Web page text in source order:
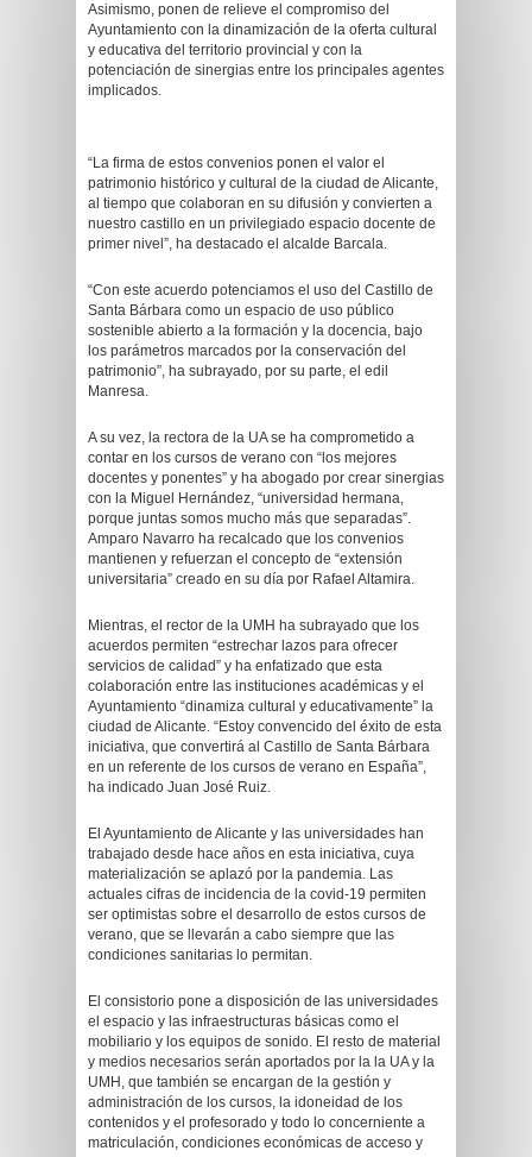
Asimismo, ponen de relieve el compromiso del
Ayuntamiento con la dinamización de la oferta cultural
y educativa del territorio provincial y con la
potenciación de sinergias entre los principales agentes
implicados.
“La firma de estos convenios ponen el valor el
patrimonio histórico y cultural de la ciudad de Alicante,
al tiempo que colaboran en su difusión y convierten a
nuestro castillo en un privilegiado espacio docente de
primer nivel”, ha destacado el alcalde Barcala.
“Con este acuerdo potenciamos el uso del Castillo de
Santa Bárbara como un espacio de uso público
sostenible abierto a la formación y la docencia, bajo
los parámetros marcados por la conservación del
patrimonio”, ha subrayado, por su parte, el edil
Manresa.
A su vez, la rectora de la UA se ha comprometido a
contar en los cursos de verano con “los mejores
docentes y ponentes” y ha abogado por crear sinergias
con la Miguel Hernández, “universidad hermana,
porque juntas somos mucho más que separadas”.
Amparo Navarro ha recalcado que los convenios
mantienen y refuerzan el concepto de “extensión
universitaria” creado en su día por Rafael Altamira.
Mientras, el rector de la UMH ha subrayado que los
acuerdos permiten “estrechar lazos para ofrecer
servicios de calidad” y ha enfatizado que esta
colaboración entre las instituciones académicas y el
Ayuntamiento “dinamiza cultural y educativamente” la
ciudad de Alicante. “Estoy convencido del éxito de esta
iniciativa, que convertirá al Castillo de Santa Bárbara
en un referente de los cursos de verano en España”,
ha indicado Juan José Ruiz.
El Ayuntamiento de Alicante y las universidades han
trabajado desde hace años en esta iniciativa, cuya
materialización se aplazó por la pandemia. Las
actuales cifras de incidencia de la covid-19 permiten
ser optimistas sobre el desarrollo de estos cursos de
verano, que se llevarán a cabo siempre que las
condiciones sanitarias lo permitan.
El consistorio pone a disposición de las universidades
el espacio y las infraestructuras básicas como el
mobiliario y los equipos de sonido. El resto de material
y medios necesarios serán aportados por la la UA y la
UMH, que también se encargan de la gestión y
administración de los cursos, la idoneidad de los
contenidos y el profesorado y todo lo concerniente a
matriculación, condiciones económicas de acceso y